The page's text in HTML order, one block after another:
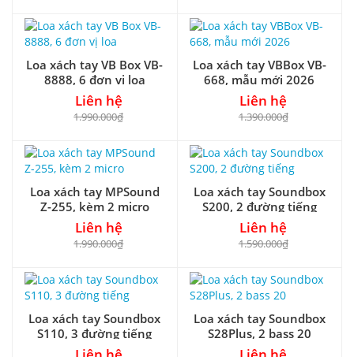
Loa xách tay VB Box VB-
8888, 6 đơn vị loa
Liên hệ
1.990.000₫
Loa xách tay VBBox VB-
668, mẫu mới 2026
Liên hệ
1.390.000₫
Loa xách tay MPSound
Z-255, kèm 2 micro
Liên hệ
1.990.000₫
Loa xách tay Soundbox
S200, 2 đường tiếng
Liên hệ
1.590.000₫
Loa xách tay Soundbox
S110, 3 đường tiếng
Loa xách tay Soundbox
S28Plus, 2 bass 20